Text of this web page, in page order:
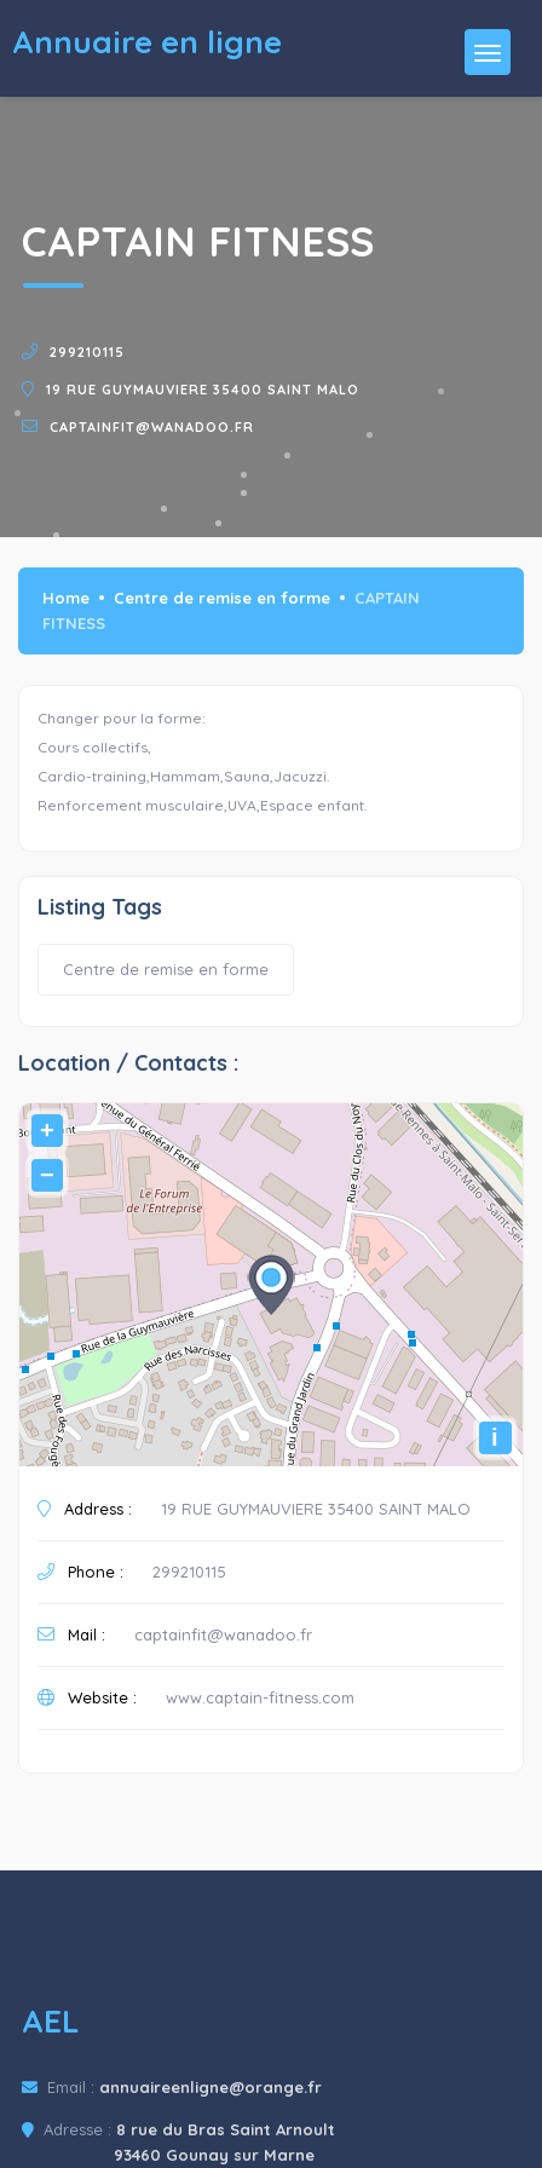
Annuaire en ligne
CAPTAIN FITNESS
299210115
19 RUE GUYMAUVIERE 35400 SAINT MALO
CAPTAINFIT@WANADOO.FR
Home Centre de remise en forme
CAPTAIN
FITNESS
Changer pour la forme:
Cours collectifs,
Cardio-training,Hammam,Sauna,Jacuzzi.
Renforcement musculaire,UVA,Espace enfant.
Listing Tags
Centre de remise en forme
Location / Contacts :
+
−
i
Address : 19 RUE GUYMAUVIERE 35400 SAINT MALO
Phone : 299210115
Mail : captainfit@wanadoo.fr
Website : www.captain-fitness.com
AEL
Email : annuaireenligne@orange.fr
Adresse : 8 rue du Bras Saint Arnoult
93460 Gounay sur Marne